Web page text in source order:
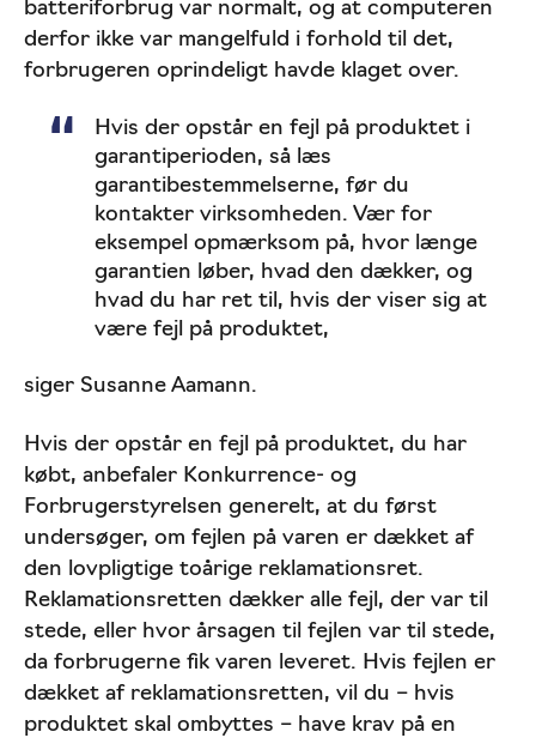
batteriforbrug var normalt, og at computeren
derfor ikke var mangelfuld i forhold til det,
forbrugeren oprindeligt havde klaget over.
Hvis der opstår en fejl på produktet i
garantiperioden, så læs
garantibestemmelserne, før du
kontakter virksomheden. Vær for
eksempel opmærksom på, hvor længe
garantien løber, hvad den dækker, og
hvad du har ret til, hvis der viser sig at
være fejl på produktet,
siger Susanne Aamann.
Hvis der opstår en fejl på produktet, du har
købt, anbefaler Konkurrence- og
Forbrugerstyrelsen generelt, at du først
undersøger, om fejlen på varen er dækket af
den lovpligtige toårige reklamationsret.
Reklamationsretten dækker alle fejl, der var til
stede, eller hvor årsagen til fejlen var til stede,
da forbrugerne fik varen leveret. Hvis fejlen er
dækket af reklamationsretten, vil du – hvis
produktet skal ombyttes – have krav på en